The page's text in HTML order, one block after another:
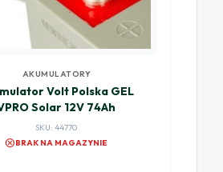
AKUMULATORY
Volt Polska GEL
Solar 12V 74Ah
SKU: 44770
cancelBRAK NA MAGAZYNIE